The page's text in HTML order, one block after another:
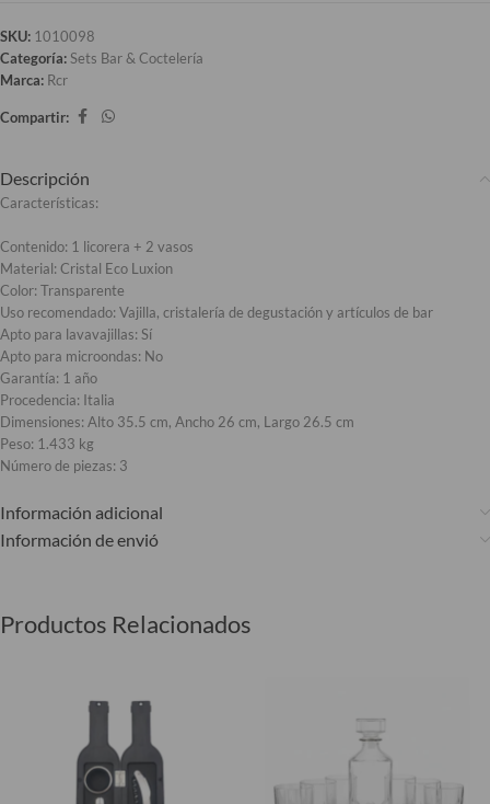
SKU: 1010098
Categoría:Sets Bar & Coctelería
Marca: Rcr
Compartir:
Descripción
Características:
Contenido: 1 licorera + 2 vasos
Material: Cristal Eco Luxion
Color: Transparente
Uso recomendado: Vajilla, cristalería de degustación y artículos de bar
Apto para lavavajillas: Sí
Apto para microondas: No
Garantía: 1 año
Procedencia: Italia
Dimensiones: Alto 35.5 cm, Ancho 26 cm, Largo 26.5 cm
Peso: 1.433 kg
Número de piezas: 3
Información adicional
Información de envió
Productos Relacionados